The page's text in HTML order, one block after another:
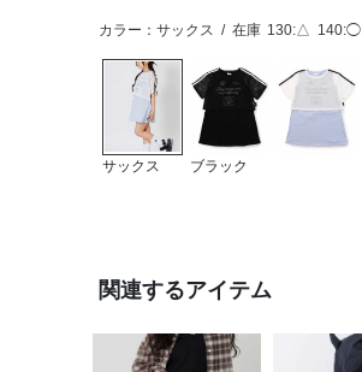
カラー：サックス / 在庫 130:△ 140:◯
サックス ブラック
関連するアイテム